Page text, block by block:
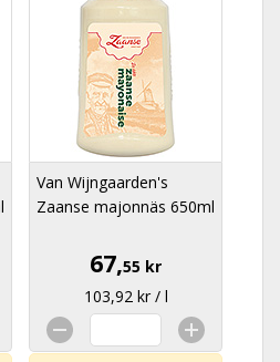
Van Wijngaarden's
Zaanse majonnäs 650ml
67,55 kr
103,92 kr / l